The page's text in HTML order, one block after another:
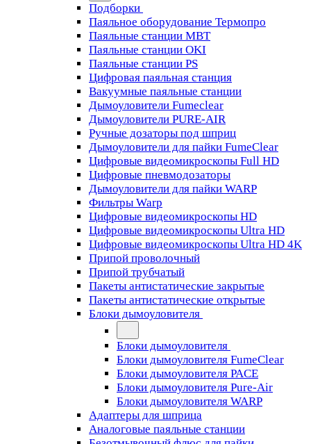
Подборки
Паяльное оборудование Термопро
Паяльные станции MBT
Паяльные станции OKI
Паяльные станции PS
Цифровая паяльная станция
Вакуумные паяльные станции
Дымоуловители Fumeclear
Дымоуловители PURE-AIR
Ручные дозаторы под шприц
Дымоуловители для пайки FumeClear
Цифровые видеомикроскопы Full HD
Цифровые пневмодозаторы
Дымоуловители для пайки WARP
Фильтры Warp
Цифровые видеомикроскопы HD
Цифровые видеомикроскопы Ultra HD
Цифровые видеомикроскопы Ultra HD 4K
Припой проволочный
Припой трубчатый
Пакеты антистатические закрытые
Пакеты антистатические открытые
Блоки дымоуловителя
Блоки дымоуловителя
Блоки дымоуловителя FumeClear
Блоки дымоуловителя PACE
Блоки дымоуловителя Pure-Air
Блоки дымоуловителя WARP
Адаптеры для шприца
Аналоговые паяльные станции